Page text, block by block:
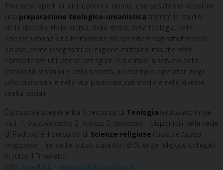
Triveneto, aperti ai laici, uomini e donne, che desiderino acquisire
una preparazione teologico-umanistica tramite lo studio
della filosofia, della Bibbia, della storia, della teologia, delle
scienze umane; una formazione da spendere soprattutto nella
scuola, come insegnanti di religione cattolica, ma che offre
competenze utili anche per figure “educative” a servizio della
comunità cristiana e della società, ad esempio operatori negli
uffici diocesani e nella vita pastorale, nei media e nelle diverse
realtà sociali.
È possibile scegliere fra il percorso di Teologia (articolato in tre
cicli: 1. baccalaureato, 2. licenza, 3. dottorato – disponibili nella sede
di Padova) e il percorso di Scienze religiose (laurea e laurea
magistrale – nei sette Istituti superiori di Scienze religiose collegati
in tutto il Triveneto).
Info: www.fttr.it – www.iostudioteologia.it